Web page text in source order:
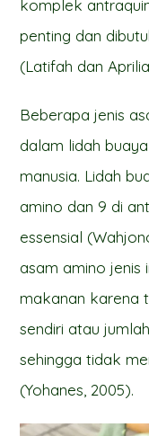
komplek
penting dan
(Latifah dan
Beberapa jenis
dalam lidah
manusia. Lidah
amino dan 9 di
essensial
asam amino jenis
makanan karena
sendiri atau
sehingga tidak
(Yohanes, 2005).